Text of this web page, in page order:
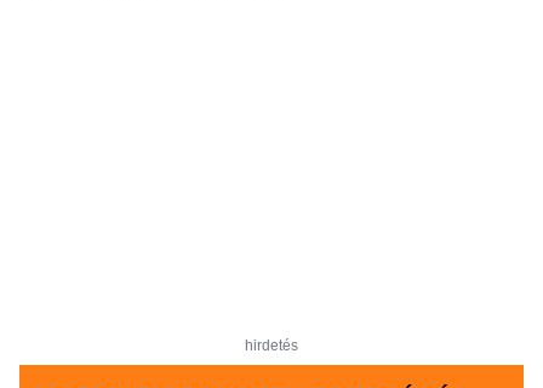
hirdetés